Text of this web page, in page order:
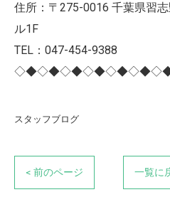
住所：〒275-0016 千葉県習
ル1F
TEL：047-454-9388
スタッフブログ
< 前のページ 一覧に